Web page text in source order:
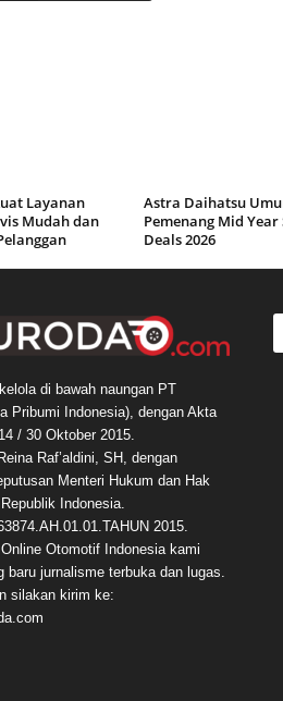
Layanan
Mudah dan
Astra Daihatsu
Pemenang Mid
Deals 2026
di bawah naungan PT
Pribumi Indonesia), dengan Akta
/ 30 Oktober 2015.
Raf’aldini, SH, dengan
Menteri Hukum dan Hak
Indonesia.
2015.
Otomotif Indonesia kami
baru jurnalisme terbuka dan lugas.
silakan kirim ke: